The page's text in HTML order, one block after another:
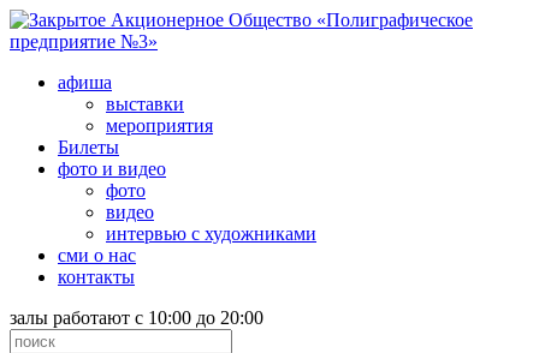
афиша
выставки
мероприятия
Билеты
фото и видео
фото
видео
интервью с художниками
сми о нас
контакты
залы работают с 10:00 до 20:00